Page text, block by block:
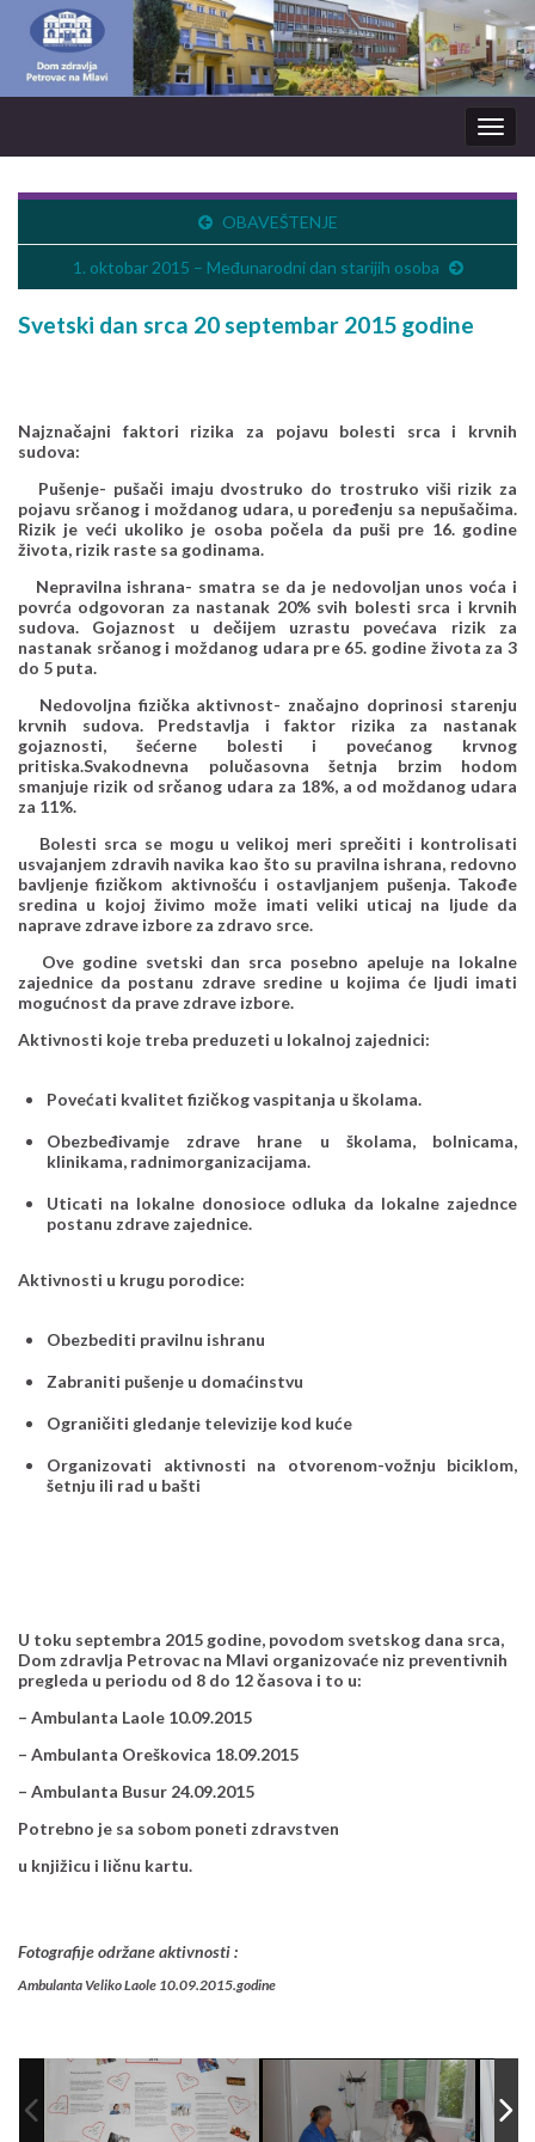
OBAVEŠTENJE
1. oktobar 2015 – Međunarodni dan starijih osoba
Svetski dan srca 20 septembar 2015 godine
Najznačajni faktori rizika za pojavu bolesti srca i krvnih
sudova:
Pušenje- pušači imaju dvostruko do trostruko viši rizik za
pojavu srčanog i moždanog udara, u poređenju sa nepušačima.
Rizik je veći ukoliko je osoba počela da puši pre 16. godine
života, rizik raste sa godinama.
Nepravilna ishrana- smatra se da je nedovoljan unos voća i
povrća odgovoran za nastanak 20% svih bolesti srca i krvnih
sudova. Gojaznost u dečijem uzrastu povećava rizik za
nastanak srčanog i moždanog udara pre 65. godine života za 3
do 5 puta.
Nedovoljna fizička aktivnost- značajno doprinosi starenju
krvnih sudova. Predstavlja i faktor rizika za nastanak
gojaznosti, šećerne bolesti i povećanog krvnog
pritiska.Svakodnevna polučasovna šetnja brzim hodom
smanjuje rizik od srčanog udara za 18%, a od moždanog udara
za 11%.
Bolesti srca se mogu u velikoj meri sprečiti i kontrolisati
usvajanjem zdravih navika kao što su pravilna ishrana, redovno
bavljenje fizičkom aktivnošću i ostavljanjem pušenja. Takođe
sredina u kojoj živimo može imati veliki uticaj na ljude da
naprave zdrave izbore za zdravo srce.
Ove godine svetski dan srca posebno apeluje na lokalne
zajednice da postanu zdrave sredine u kojima će ljudi imati
mogućnost da prave zdrave izbore.
Aktivnosti koje treba preduzeti u lokalnoj zajednici:
Povećati kvalitet fizičkog vaspitanja u školama.
Obezbeđivamje zdrave hrane u školama, bolnicama,
klinikama, radnimorganizacijama.
Uticati na lokalne donosioce odluka da lokalne zajednce
postanu zdrave zajednice.
Aktivnosti u krugu porodice:
Obezbediti pravilnu ishranu
Zabraniti pušenje u domaćinstvu
Ograničiti gledanje televizije kod kuće
Organizovati aktivnosti na otvorenom-vožnju biciklom,
šetnju ili rad u bašti
U toku septembra 2015 godine, povodom svetskog dana srca,
Dom zdravlja Petrovac na Mlavi organizovaće niz preventivnih
pregleda u periodu od 8 do 12 časova i to u:
– Ambulanta Laole 10.09.2015
– Ambulanta Oreškovica 18.09.2015
– Ambulanta Busur 24.09.2015
Potrebno je sa sobom poneti zdravstven
u knjižicu i ličnu kartu.
Fotografije održane aktivnosti :
Ambulanta Veliko Laole 10.09.2015.godine